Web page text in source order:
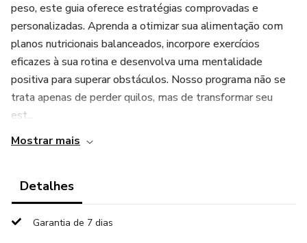
peso, este guia oferece estratégias comprovadas e
personalizadas. Aprenda a otimizar sua alimentação com
planos nutricionais balanceados, incorpore exercícios
eficazes à sua rotina e desenvolva uma mentalidade
positiva para superar obstáculos. Nosso programa não se
trata apenas de perder quilos, mas de transformar seu
est...
Mostrar mais
Detalhes
Garantia de 7 dias